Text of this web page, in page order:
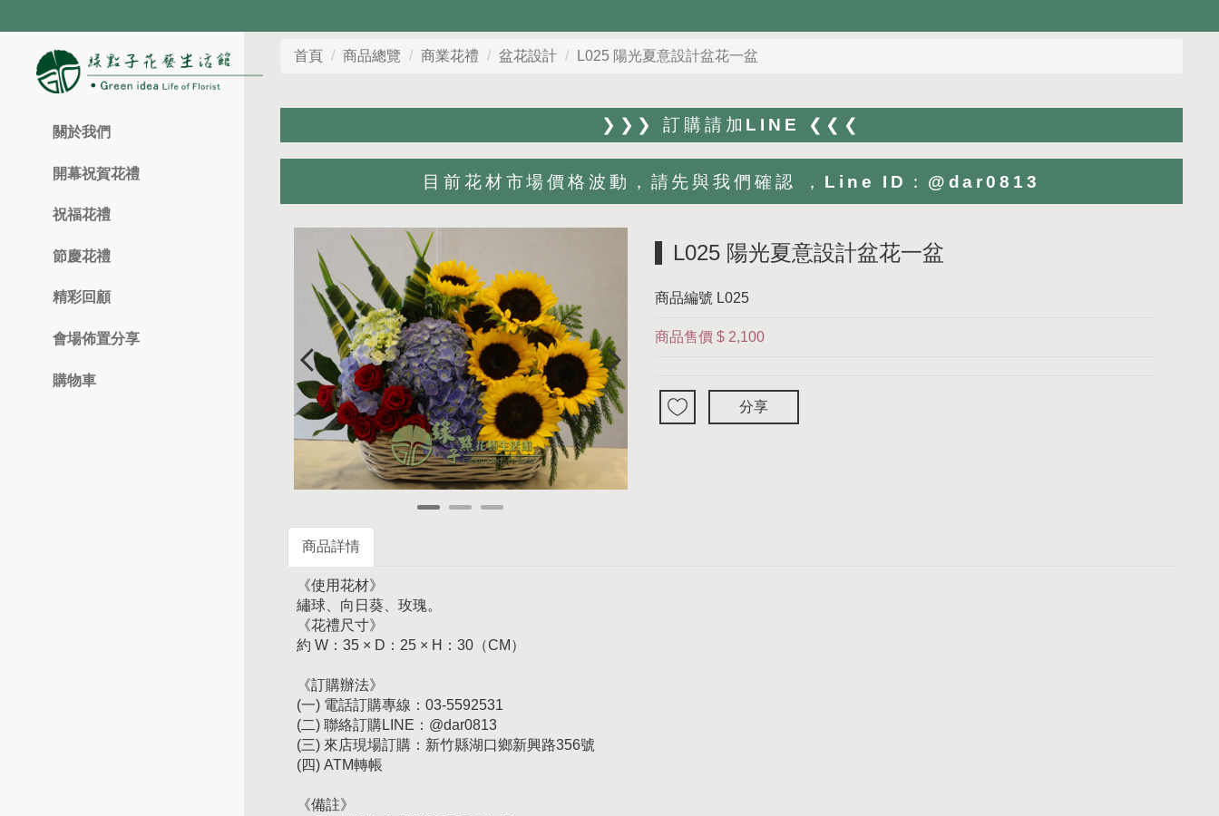
關於我們
開幕祝賀花禮
祝福花禮
節慶花禮
精彩回顧
會場佈置分享
購物車
首頁 商品總覽 商業花禮 盆花設計 L025 陽光夏意設計盆花一盆
❯❯❯ 訂購請加LINE ❮❮❮
目前花材市場價格波動，請先與我們確認 ，Line ID：@dar0813
L025 陽光夏意設計盆花一盆
商品編號 L025
商品售價 $ 2,100
分享
商品詳情
《使用花材》
繡球、向日葵、玫瑰。
《花禮尺寸》
約 W：35 × D：25 × H：30（CM）
《訂購辦法》
(一) 電話訂購專線：03-5592531
(二) 聯絡訂購LINE：@dar0813
(三) 來店現場訂購：新竹縣湖口鄉新興路356號
(四) ATM轉帳
《備註》